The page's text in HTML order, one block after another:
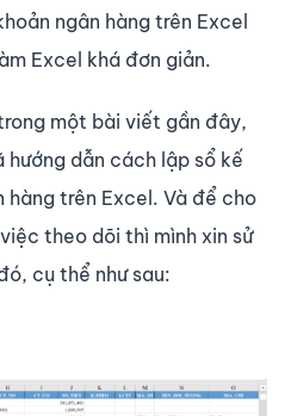
ngân hàng trên Excel
Excel khá đơn giản.
một bài viết gần đây,
hướng dẫn cách lập sổ kế
trên Excel. Và để cho
theo dõi thì mình xin sử
cụ thể như sau: